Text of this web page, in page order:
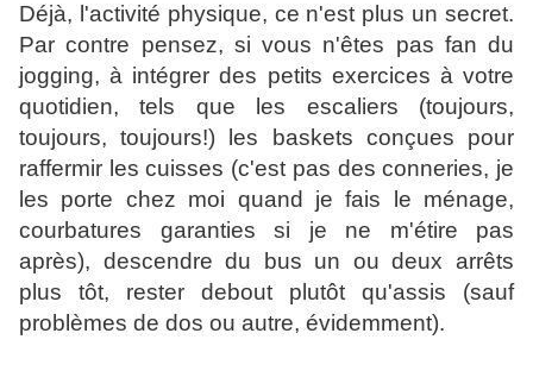
Déjà, l'activité physique, ce n'est plus un secret.
Par contre pensez, si vous n'êtes pas fan du
jogging, à intégrer des petits exercices à votre
quotidien, tels que les escaliers (toujours,
toujours, toujours!) les baskets conçues pour
raffermir les cuisses (c'est pas des conneries, je
les porte chez moi quand je fais le ménage,
courbatures garanties si je ne m'étire pas
après), descendre du bus un ou deux arrêts
plus tôt, rester debout plutôt qu'assis (sauf
problèmes de dos ou autre, évidemment).